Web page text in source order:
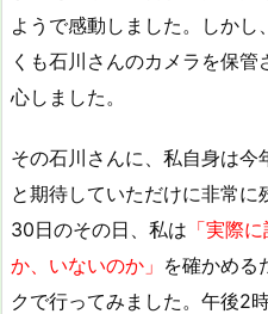
ようで感動しました。しか
くも石川さんのカメラを保
心しました。
その石川さんに、私自身は
と期待していただけに非常
30日のその日、私は 「実際
か、いないのか」 を確かめる
クで行ってみました。午後2